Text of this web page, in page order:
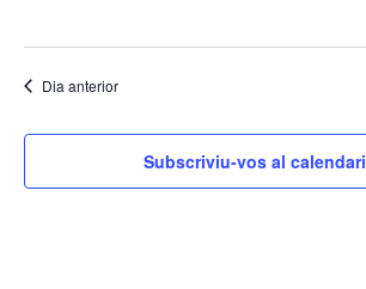
Dia anterior
Subscriviu-vos al calendari